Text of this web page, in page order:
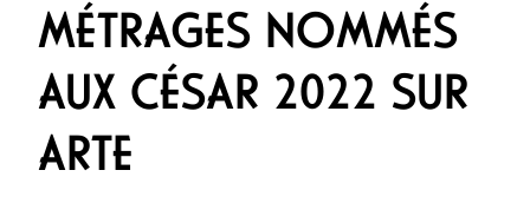
MÉTRAGES NOMMÉS
AUX CÉSAR 2022 SUR
ARTE